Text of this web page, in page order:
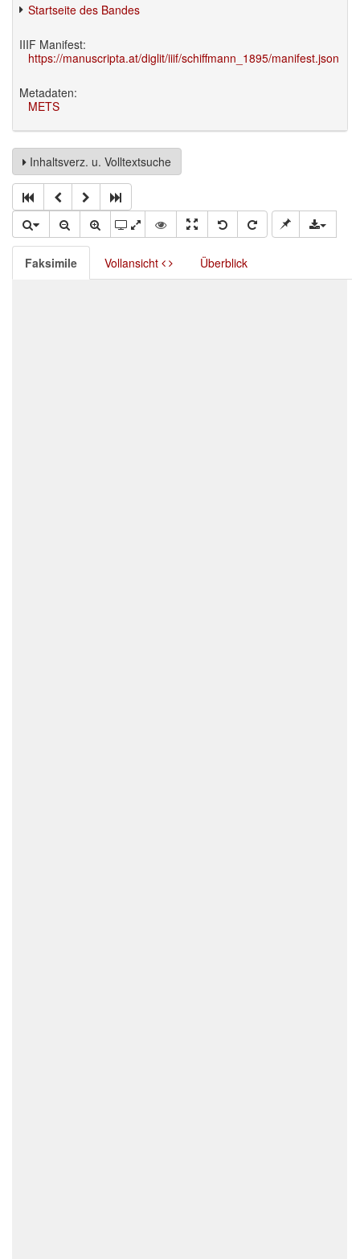
Startseite des Bandes
IIIF Manifest:
https://manuscripta.at/diglit/iiif/schiffmann_1895/manifest.json
Metadaten:
METS
Inhaltsverz. u. Volltextsuche
Faksimile Vollansicht Überblick